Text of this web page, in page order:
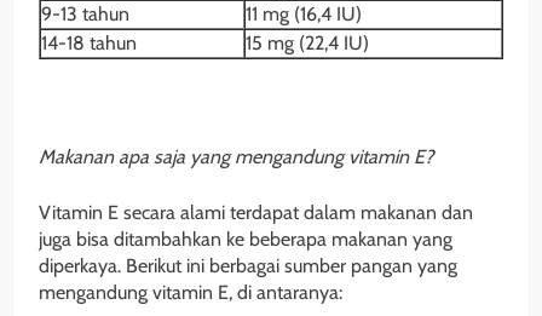
9-13 tahun
11 mg (16,4 IU)
14-18 tahun
15 mg (22,4 IU)
Makanan apa saja yang mengandung vitamin E?
Vitamin E secara alami terdapat dalam makanan dan
juga bisa ditambahkan ke beberapa makanan yang
diperkaya. Berikut ini berbagai sumber pangan yang
mengandung vitamin E, di antaranya: